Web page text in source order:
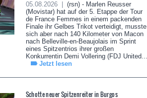
05.08.2026 |
(rsn) - Marlen Reusser
(Movistar) hat auf der 5. Etappe der Tour
de France Femmes in einem packenden
Finale ihr Gelbes Trikot verteidigt, musste
sich aber nach 140 Kilometer von Macon
nach Belleville-en-Beaujolais im Sprint
eines Spitzentrios ihrer großen
Konkurrentin Demi Vollering (FDJ United...
Jetzt lesen
Schotte neuer Spitzenreiter in Burgos